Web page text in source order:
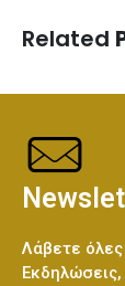
Related
Λάβετε όλες